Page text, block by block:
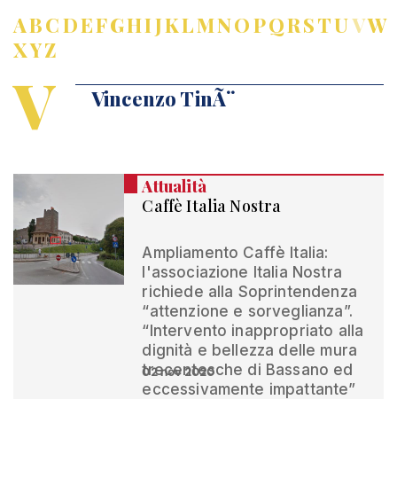
ABCDEFGHIJKLMNOPQRSTUVW
XYZ
V Vincenzo TinÃ¨
Attualità
Caffè Italia Nostra
Ampliamento Caffè Italia:
l'associazione Italia Nostra
richiede alla Soprintendenza
“attenzione e sorveglianza”.
“Intervento inappropriato alla
dignità e bellezza delle mura
trecentesche di Bassano ed
eccessivamente impattante”
02 nov 2020